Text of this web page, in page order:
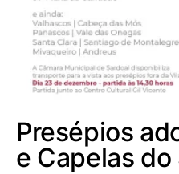
Presépios
e Capelas do